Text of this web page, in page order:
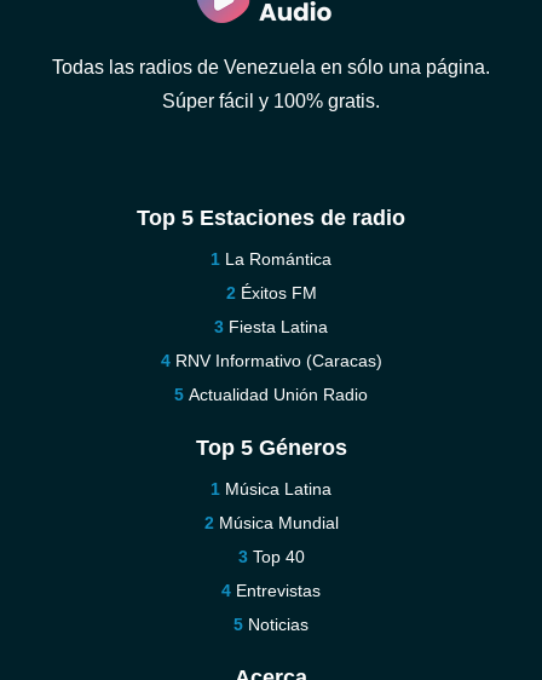
Todas las radios de Venezuela en sólo una página.
Súper fácil y 100% gratis.
Top 5 Estaciones de radio
La Romántica
Éxitos FM
Fiesta Latina
RNV Informativo (Caracas)
Actualidad Unión Radio
Top 5 Géneros
Música Latina
Música Mundial
Top 40
Entrevistas
Noticias